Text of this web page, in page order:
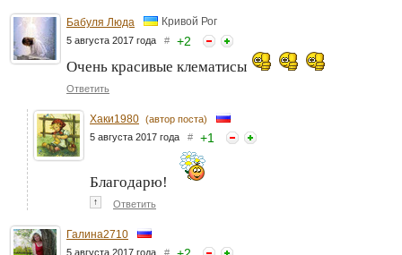
Бабуля Люда Кривой Рог
5 августа 2017 года # +2
Очень красивые клематисы
Ответить
Хаки1980 (автор поста)
5 августа 2017 года # +1
Благодарю!
↑ Ответить
Галина2710
5 августа 2017 года #